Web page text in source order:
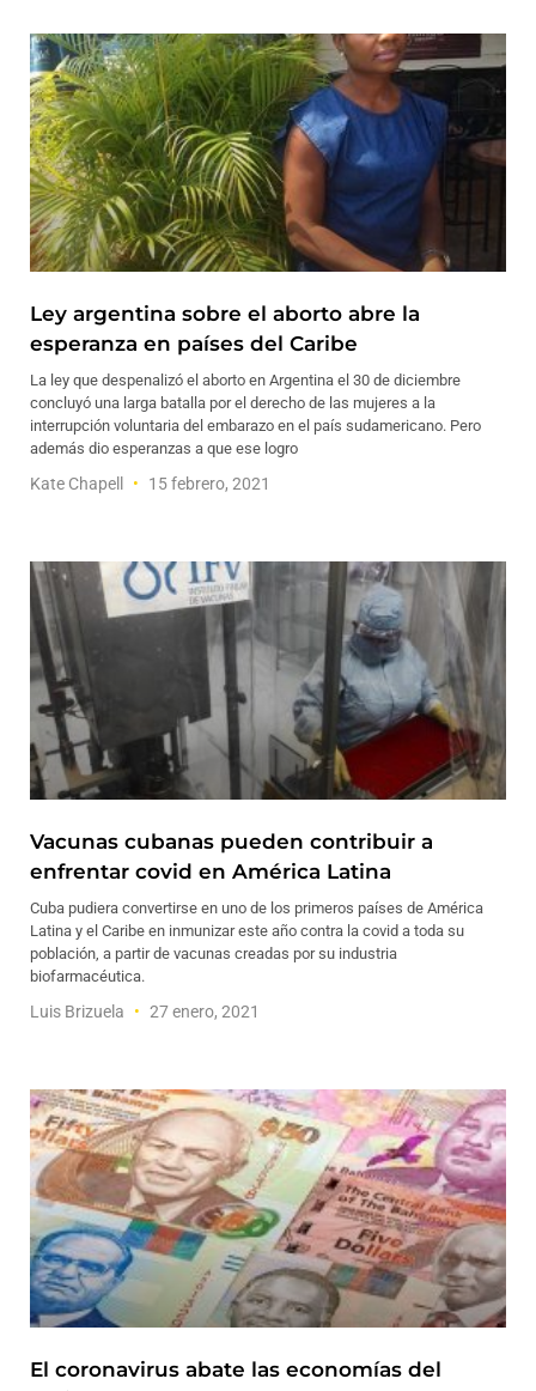
Ley argentina sobre el aborto abre la
esperanza en países del Caribe
La ley que despenalizó el aborto en Argentina el 30 de diciembre
concluyó una larga batalla por el derecho de las mujeres a la
interrupción voluntaria del embarazo en el país sudamericano. Pero
además dio esperanzas a que ese logro
Kate Chapell 15 febrero, 2021
Vacunas cubanas pueden contribuir a
enfrentar covid en América Latina
Cuba pudiera convertirse en uno de los primeros países de América
Latina y el Caribe en inmunizar este año contra la covid a toda su
población, a partir de vacunas creadas por su industria
biofarmacéutica.
Luis Brizuela 27 enero, 2021
El coronavirus abate las economías del